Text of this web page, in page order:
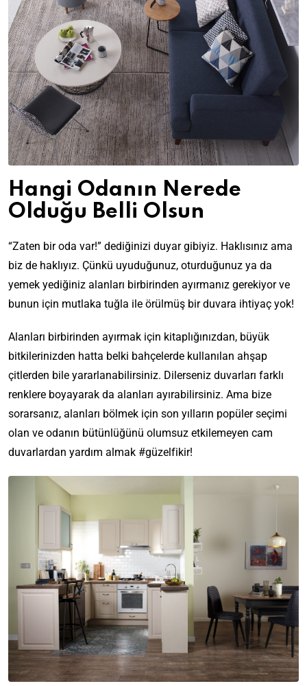
Hangi Odanın Nerede
Olduğu Belli Olsun
“Zaten bir oda var!” dediğinizi duyar gibiyiz. Haklısınız ama
biz de haklıyız. Çünkü uyuduğunuz, oturduğunuz ya da
yemek yediğiniz alanları birbirinden ayırmanız gerekiyor ve
bunun için mutlaka tuğla ile örülmüş bir duvara ihtiyaç yok!
Alanları birbirinden ayırmak için kitaplığınızdan, büyük
bitkilerinizden hatta belki bahçelerde kullanılan ahşap
çitlerden bile yararlanabilirsiniz. Dilerseniz duvarları farklı
renklere boyayarak da alanları ayırabilirsiniz. Ama bize
sorarsanız, alanları bölmek için son yılların popüler seçimi
olan ve odanın bütünlüğünü olumsuz etkilemeyen cam
duvarlardan yardım almak #güzelfikir!